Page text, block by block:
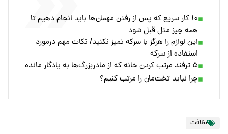
۱۰ کار سریع که پس از رفتن مهمان‌ها باید انجام دهیم تا
همه چیز مثل قبل شود
این لوازم را هرگز با سرکه تمیز نکنید/ نکات مهم درمورد
استفاده از سرکه
۵ ترفند مرتب کردن خانه که از مادربزرگ‌ها به یادگار مانده
چرا نباید تخت‌مان را مرتب کنیم؟
نظافت